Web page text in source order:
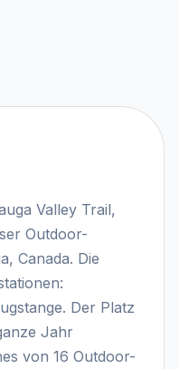
Valley Trail,
Outdoor-
Canada. Die
Der Platz
Jahr
von 16 Outdoor-